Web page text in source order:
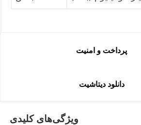
پرداخت و امنیت
دانلود دیتاشیت
ویژگی‌های کلیدی